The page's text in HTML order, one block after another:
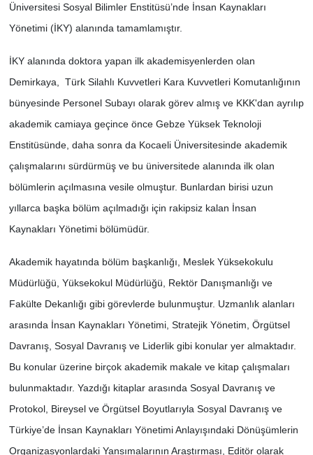
Üniversitesi Sosyal Bilimler Enstitüsü’nde İnsan Kaynakları
Yönetimi (İKY) alanında tamamlamıştır.
İKY alanında doktora yapan ilk akademisyenlerden olan
Demirkaya, Türk Silahlı Kuvvetleri Kara Kuvvetleri Komutanlığının
bünyesinde Personel Subayı olarak görev almış ve KKK'dan ayrılıp
akademik camiaya geçince önce Gebze Yüksek Teknoloji
Enstitüsünde, daha sonra da Kocaeli Üniversitesinde akademik
çalışmalarını sürdürmüş ve bu üniversitede alanında ilk olan
bölümlerin açılmasına vesile olmuştur. Bunlardan birisi uzun
yıllarca başka bölüm açılmadığı için rakipsiz kalan İnsan
Kaynakları Yönetimi bölümüdür.
Akademik hayatında bölüm başkanlığı, Meslek Yüksekokulu
Müdürlüğü, Yüksekokul Müdürlüğü, Rektör Danışmanlığı ve
Fakülte Dekanlığı gibi görevlerde bulunmuştur. Uzmanlık alanları
arasında İnsan Kaynakları Yönetimi, Stratejik Yönetim, Örgütsel
Davranış, Sosyal Davranış ve Liderlik gibi konular yer almaktadır.
Bu konular üzerine birçok akademik makale ve kitap çalışmaları
bulunmaktadır. Yazdığı kitaplar arasında Sosyal Davranış ve
Protokol, Bireysel ve Örgütsel Boyutlarıyla Sosyal Davranış ve
Türkiye’de İnsan Kaynakları Yönetimi Anlayışındaki Dönüşümlerin
Organizasyonlardaki Yansımalarının Araştırması, Editör olarak